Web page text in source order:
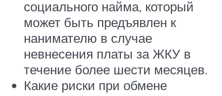
социального найма, который
может быть предъявлен к
нанимателю в случае
невнесения платы за ЖКУ в
течение более шести месяцев.
Какие риски при обмене